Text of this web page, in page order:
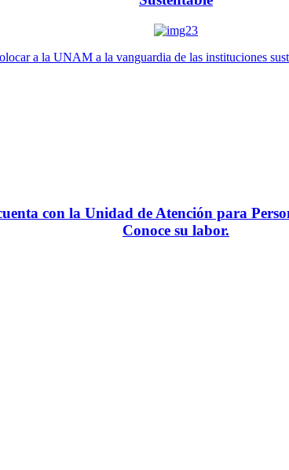
a la UNAM a la vanguardia de las instituciones
con la Unidad de Atención para
Conoce su labor.